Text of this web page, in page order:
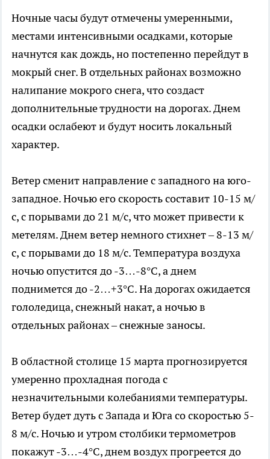
Ночные часы будут отмечены умеренными,
местами интенсивными осадками, которые
начнутся как дождь, но постепенно перейдут в
мокрый снег. В отдельных районах возможно
налипание мокрого снега, что создаст
дополнительные трудности на дорогах. Днем
осадки ослабеют и будут носить локальный
характер.
Ветер сменит направление с западного на юго-
западное. Ночью его скорость составит 10-15 м/
с, с порывами до 21 м/с, что может привести к
метелям. Днем ветер немного стихнет – 8-13 м/
с, с порывами до 18 м/с. Температура воздуха
ночью опустится до -3…-8°C, а днем
поднимется до -2…+3°C. На дорогах ожидается
гололедица, снежный накат, а ночью в
отдельных районах – снежные заносы.
В областной столице 15 марта прогнозируется
умеренно прохладная погода с
незначительными колебаниями температуры.
Ветер будет дуть с Запада и Юга со скоростью 5-
8 м/с. Ночью и утром столбики термометров
покажут -3…-4°C, днем воздух прогреется до